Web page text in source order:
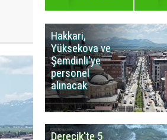
Hakkari,
Yüksekova ve
Şemdinli'ye
personel
alınacak
Derecik'te 5